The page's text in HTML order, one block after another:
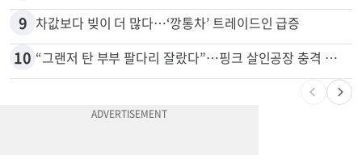
9 차값보다 빚이 더 많다…‘깡통차’ 트레이드인 급증
10 “그랜저 탄 부부 팔다리 잘랐다”…핑크 살인공장 충격 실체